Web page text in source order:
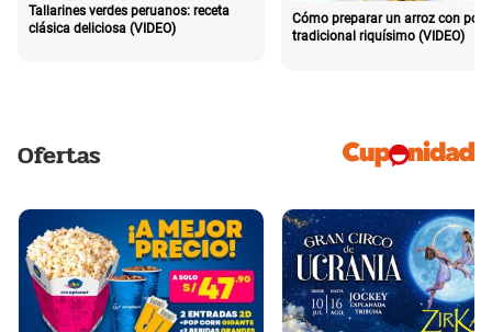
Tallarines verdes peruanos: receta
clásica deliciosa (VIDEO)
Cómo preparar un arroz con pollo
tradicional riquísimo (VIDEO)
Ofertas